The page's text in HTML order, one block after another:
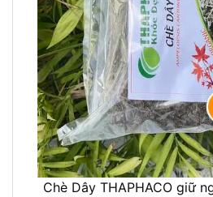
Chè Dây THAPHACO giữ